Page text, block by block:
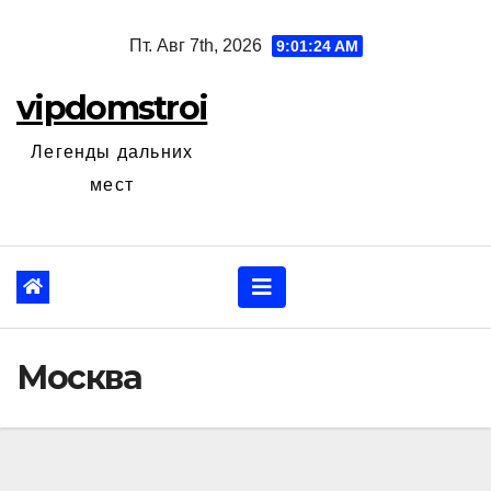
Пт. Авг 7th, 2026 9:01:25 AM
vipdomstroi
Легенды дальних
мест
Москва